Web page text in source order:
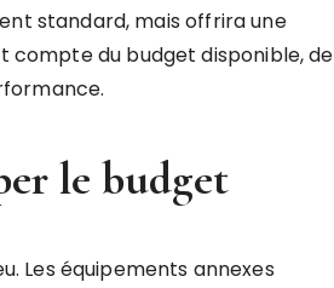
standard, mais offrira une
compte du budget disponible, de
le budget
Les équipements annexes